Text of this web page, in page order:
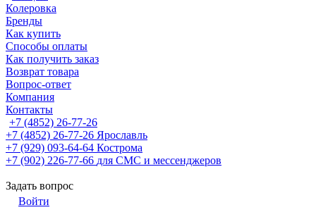
Колеровка
Бренды
Как купить
Способы оплаты
Как получить заказ
Возврат товара
Вопрос-ответ
Компания
Контакты
+7 (4852) 26-77-26
+7 (4852) 26-77-26 Ярославль
+7 (929) 093-64-64 Кострома
+7 (902) 226-77-66 для СМС и мессенджеров
Задать вопрос
Войти